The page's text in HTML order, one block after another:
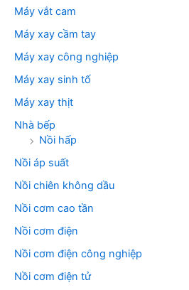
Máy vắt cam
Máy xay cầm tay
Máy xay công nghiệp
Máy xay sinh tố
Máy xay thịt
Nhà bếp
Nồi hấp
Nồi áp suất
Nồi chiên không dầu
Nồi cơm cao tần
Nồi cơm điện
Nồi cơm điện công nghiệp
Nồi cơm điện tử